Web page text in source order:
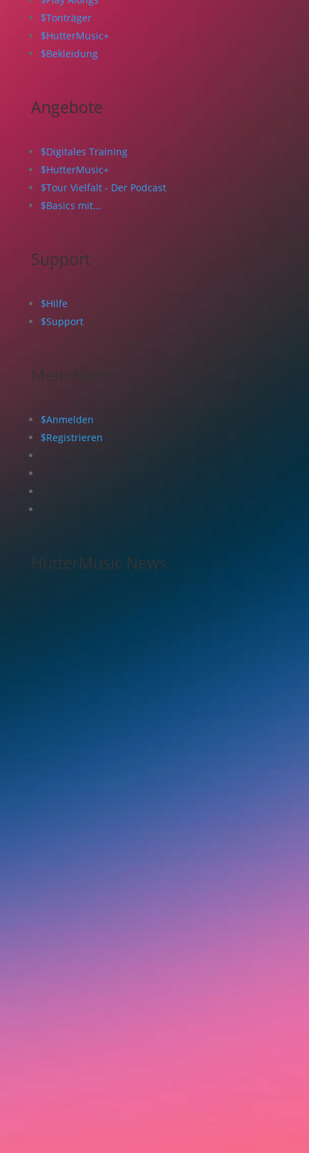
$Tonträger
$HutterMusic+
$Bekleidung
Angebote
$Digitales Training
$HutterMusic+
$Tour Vielfalt - Der Podcast
$Basics mit...
Support
$Hilfe
$Support
Mein Konto
$Anmelden
$Registrieren
HutterMusic News